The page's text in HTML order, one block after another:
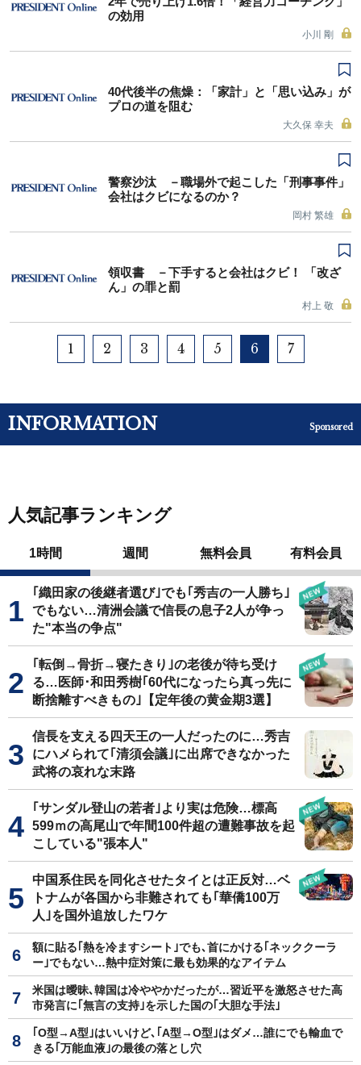
の効用
小川 剛
40代後半の焦燥：「家計」と「思い込み」が
プロの道を阻む
大久保 幸夫
警察沙汰 －職場外で起こした「刑事事件」
会社はクビになるのか？
岡村 繁雄
領収書 －下手すると会社はクビ！ 「改ざ
ん」の罪と罰
村上 敬
1 2 3 4 5 6 7
INFORMATION Sponsored
人気記事ランキング
1時間 週間 無料会員 有料会員
｢織田家の後継者選び｣でも｢秀吉の一人勝ち｣
でもない…清洲会議で信長の息子2人が争っ
た"本当の争点"
｢転倒→骨折→寝たきり｣の老後が待ち受け
る…医師･和田秀樹｢60代になったら真っ先に
断捨離すべきもの｣【定年後の黄金期3選】
信長を支える四天王の一人だったのに…秀吉
にハメられて｢清須会議｣に出席できなかった
武将の哀れな末路
｢サンダル登山の若者｣より実は危険…標高
599ｍの高尾山で年間100件超の遭難事故を起
こしている"張本人"
中国系住民を同化させたタイとは正反対…ベ
トナムが各国から非難されても｢華僑100万
人｣を国外追放したワケ
額に貼る｢熱を冷ますシート｣でも､首にかける｢ネッククーラ
ー｣でもない…熱中症対策に最も効果的なアイテム
米国は曖昧､韓国は冷ややかだったが…習近平を激怒させた高
市発言に｢無言の支持｣を示した国の｢大胆な手法｣
｢O型→A型｣はいいけど､｢A型→O型｣はダメ…誰にでも輸血で
きる｢万能血液｣の最後の落とし穴